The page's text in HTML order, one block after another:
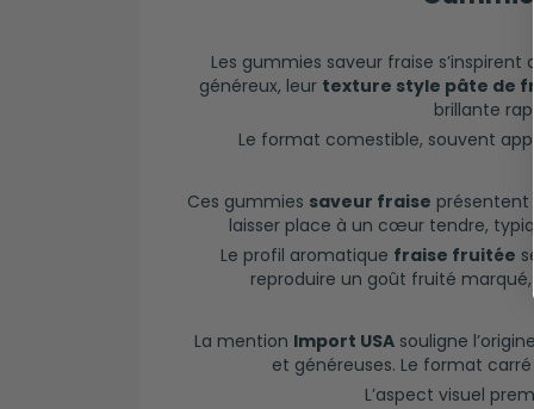
Les gummies saveur fraise s’inspirent
généreux, leur texture style pâte de
brillante
Le format comestible, souvent
Ces gummies saveur fraise présentent
laisser place à un cœur tendre,
Le profil aromatique fraise fruitée
reproduire un goût fruité marqué,
La mention Import USAsouligne
et généreuses. Le format
L’aspect visuel